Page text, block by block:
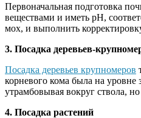
Первоначальная подготовка
веществами и иметь pH,
мох, и выполнить
3. Посадка деревьев-
Посадка деревьев крупномеров
корневого кома была на
утрамбовывая вокруг ствола,
4. Посадка растений